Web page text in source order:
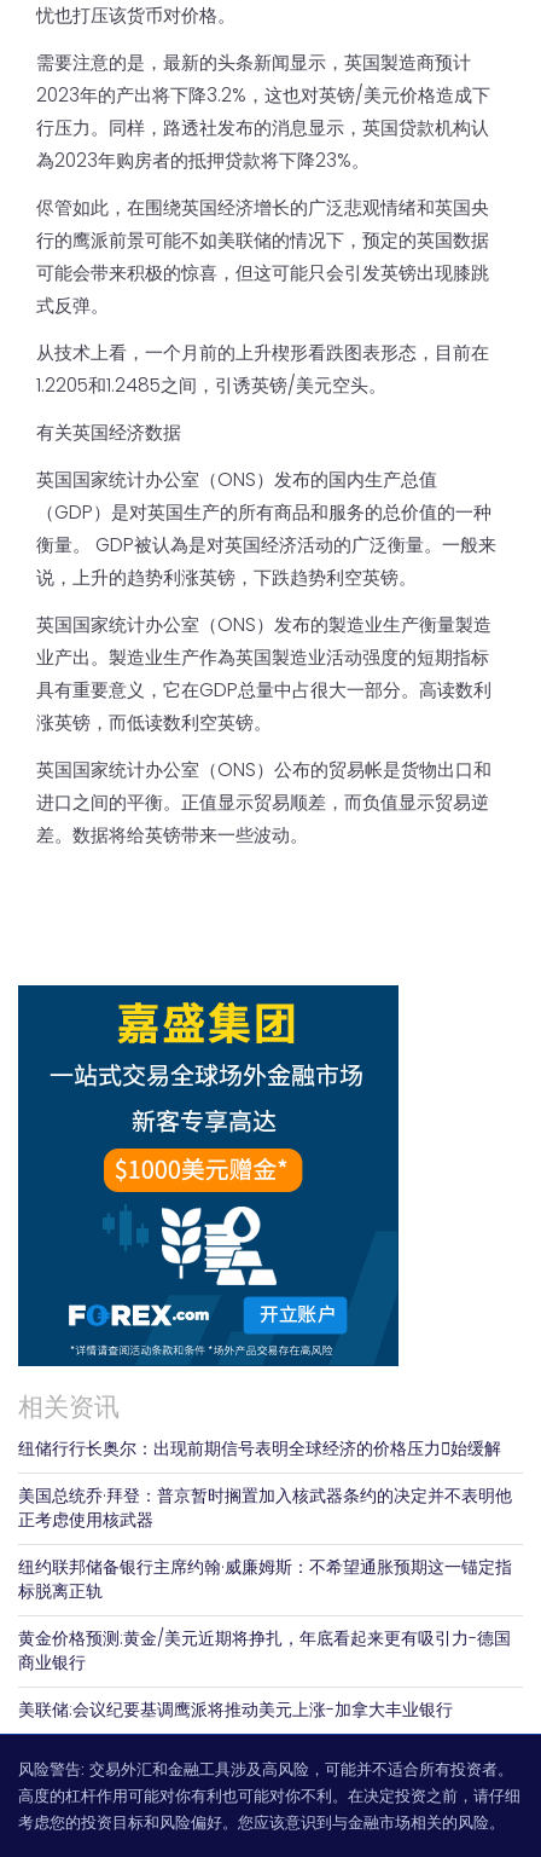
忧也打压该货币对价格。
需要注意的是，最新的头条新闻显示，英国製造商预计
2023年的产出将下降3.2%，这也对英镑/美元价格造成下
行压力。同样，路透社发布的消息显示，英国贷款机构认
為2023年购房者的抵押贷款将下降23%。
侭管如此，在围绕英国经济增长的广泛悲观情绪和英国央
行的鹰派前景可能不如美联储的情况下，预定的英国数据
可能会带来积极的惊喜，但这可能只会引发英镑出现膝跳
式反弹。
从技术上看，一个月前的上升楔形看跌图表形态，目前在
1.2205和1.2485之间，引诱英镑/美元空头。
有关英国经济数据
英国国家统计办公室（ONS）发布的国内生产总值
（GDP）是对英国生产的所有商品和服务的总价值的一种
衡量。 GDP被认為是对英国经济活动的广泛衡量。一般来
说，上升的趋势利涨英镑，下跌趋势利空英镑。
英国国家统计办公室（ONS）发布的製造业生产衡量製造
业产出。製造业生产作為英国製造业活动强度的短期指标
具有重要意义，它在GDP总量中占很大一部分。高读数利
涨英镑，而低读数利空英镑。
英国国家统计办公室（ONS）公布的贸易帐是货物出口和
进口之间的平衡。正值显示贸易顺差，而负值显示贸易逆
差。数据将给英镑带来一些波动。
相关资讯
纽储行行长奥尔：出现前期信号表明全球经济的价格压力𫔭始缓解
美国总统乔·拜登：普京暂时搁置加入核武器条约的决定并不表明他
正考虑使用核武器
纽约联邦储备银行主席约翰·威廉姆斯：不希望通胀预期这一锚定指
标脱离正轨
黄金价格预测:黄金/美元近期将挣扎，年底看起来更有吸引力-德国
商业银行
美联储:会议纪要基调鹰派将推动美元上涨-加拿大丰业银行
风险警告: 交易外汇和金融工具涉及高风险，可能并不适合所有投资者。
高度的杠杆作用可能对你有利也可能对你不利。在决定投资之前，请仔细
考虑您的投资目标和风险偏好。您应该意识到与金融市场相关的风险。